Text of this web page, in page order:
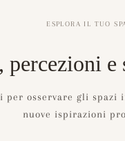
ESPLORA IL TUO
percezioni
per osservare gli spazi
nuove ispirazioni